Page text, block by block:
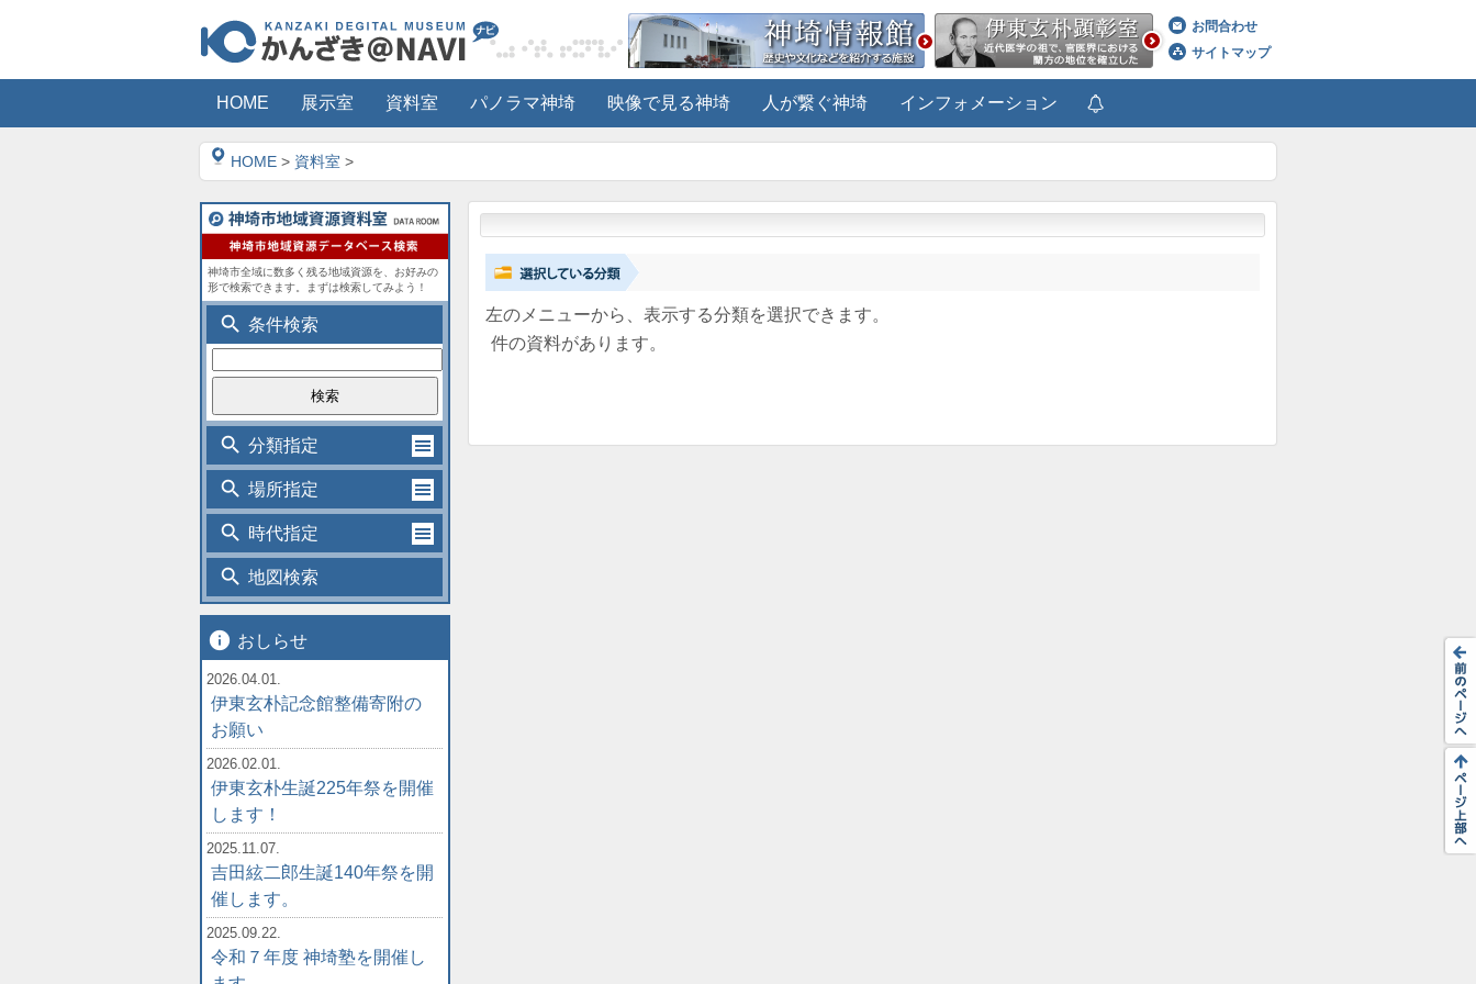
お問合わせ
サイトマップ
HOME 展示室 資料室 パノラマ神埼 映像で見る神埼 人が繋ぐ神埼 インフォメーション
HOME > 資料室 >
左のメニューから、表示する分類を選択できます。
件の資料があります。
神埼市全域に数多く残る地域資源を、お好みの
形で検索できます。まずは検索してみよう！
search 条件検索
search 分類指定
search 場所指定
search 時代指定
search 地図検索
info おしらせ
2026.04.01.
伊東玄朴記念館整備寄附の
お願い
2026.02.01.
伊東玄朴生誕225年祭を開催
します！
2025.11.07.
吉田絃二郎生誕140年祭を開
催します。
2025.09.22.
令和７年度 神埼塾を開催し